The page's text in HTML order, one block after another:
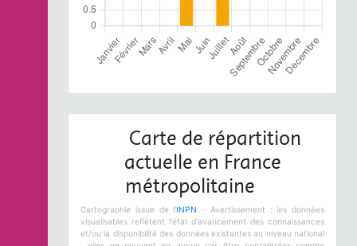
Carte de répartition
actuelle en France
métropolitaine
Cartographie issue de l'INPN
- Avertissement : les données
visualisables reflètent l'état d'avancement des connaissances
et/ou la disponibilité des données existantes au niveau national